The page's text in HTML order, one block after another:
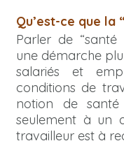
Qu’est-ce que la
Parler de “santé
une démarche
salariés et
conditions de
notion de
seulement à un
travailleur est à